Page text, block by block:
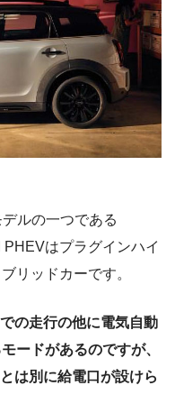
ルの一つである
はプラグインハイ
リッドカーです。
の走行の他に電気自動
ードがあるのですが、
は別に給電口が設けら